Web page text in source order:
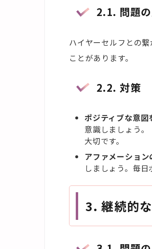
2.1. 問題
ハイヤーセルフとの
ことがあります。
2.2. 対策
ポジティブな意図
意識しましょう
大切です。
アファメーション
しましょう。毎
3.継続的